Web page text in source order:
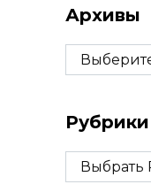
Архивы
Архивы
Рубрики
Рубрики